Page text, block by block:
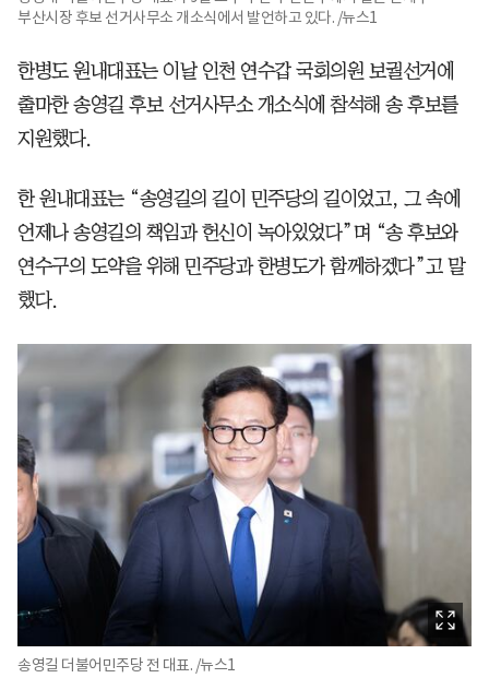
부산시장 후보 선거사무소 개소식에서 발언하고 있다. /뉴스1
한병도 원내대표는 이날 인천 연수갑 국회의원 보궐선거에
출마한 송영길 후보 선거사무소 개소식에 참석해 송 후보를
지원했다.
한 원내대표는 “송영길의 길이 민주당의 길이었고, 그 속에
언제나 송영길의 책임과 헌신이 녹아있었다”며 “송 후보와
연수구의 도약을 위해 민주당과 한병도가 함께하겠다”고 말
했다.
송영길 더불어민주당 전 대표. /뉴스1